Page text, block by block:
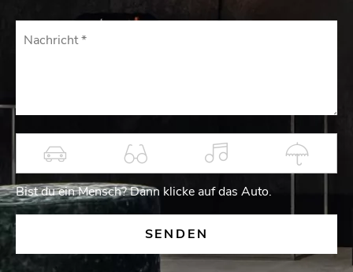
Bist du ein Mensch? Dann kli­cke auf das Auto.